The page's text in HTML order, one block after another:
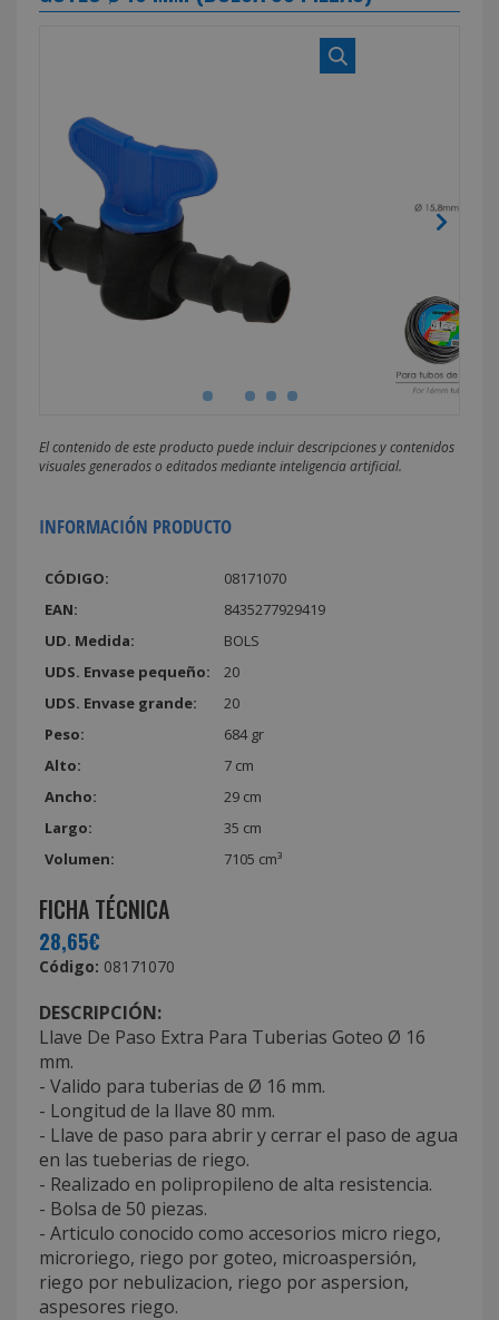
El contenido de este producto puede incluir descripciones y contenidos
visuales generados o editados mediante inteligencia artificial.
INFORMACIÓN PRODUCTO
CÓDIGO:
08171070
EAN:
8435277929419
UD. Medida:
BOLS
UDS. Envase pequeño:
20
UDS. Envase grande:
20
Peso:
684 gr
Alto:
7 cm
Ancho:
29 cm
Largo:
35 cm
Volumen:
7105 cm³
FICHA TÉCNICA
28,65€
Código: 08171070
DESCRIPCIÓN:
Llave De Paso Extra Para Tuberias Goteo Ø 16
mm.
- Valido para tuberias de Ø 16 mm.
- Longitud de la llave 80 mm.
- Llave de paso para abrir y cerrar el paso de agua
en las tueberias de riego.
- Realizado en polipropileno de alta resistencia.
- Bolsa de 50 piezas.
- Articulo conocido como accesorios micro riego,
microriego, riego por goteo, microaspersión,
riego por nebulizacion, riego por aspersion,
aspesores riego.